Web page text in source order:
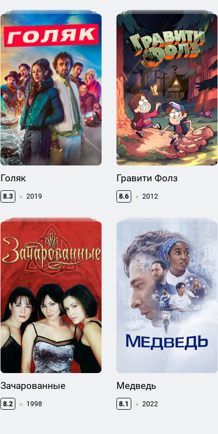
Голяк
8.3 2019
Гравити Фолз
8.6 2012
Зачарованные
8.2 1998
Медведь
8.1 2022